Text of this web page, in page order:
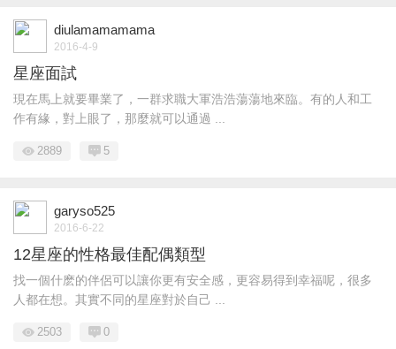
diulamamamama
2016-4-9
星座面試
現在馬上就要畢業了，一群求職大軍浩浩蕩蕩地來臨。有的人和工
作有緣，對上眼了，那麼就可以通過 ...
2889 5
garyso525
2016-6-22
12星座的性格最佳配偶類型
找一個什麽的伴侶可以讓你更有安全感，更容易得到幸福呢，很多
人都在想。其實不同的星座對於自己 ...
2503 0